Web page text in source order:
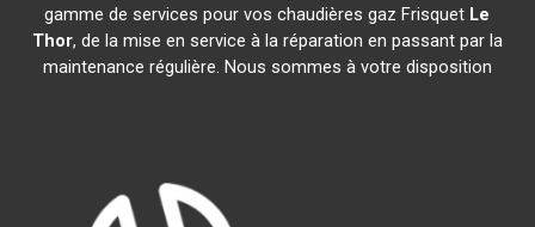
gamme de services pour vos chaudières gaz Frisquet Le
Thor, de la mise en service à la réparation en passant par la
maintenance régulière. Nous sommes à votre disposition